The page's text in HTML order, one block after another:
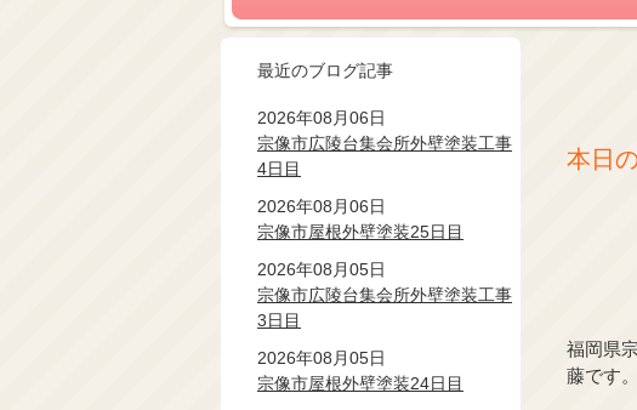
本日
福岡県
藤です。
最近のブログ記事
2026年08月06日
宗像市広陵台集会所外壁塗装工事
4日目
2026年08月06日
宗像市屋根外壁塗装25日目
2026年08月05日
宗像市広陵台集会所外壁塗装工事
3日目
2026年08月05日
宗像市屋根外壁塗装24日目